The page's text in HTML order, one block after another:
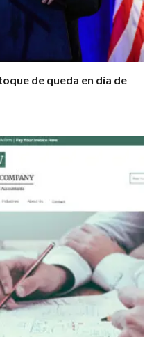
de queda en día de